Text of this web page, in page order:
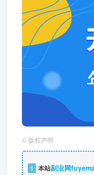
© 版权声明
1 本站副业网